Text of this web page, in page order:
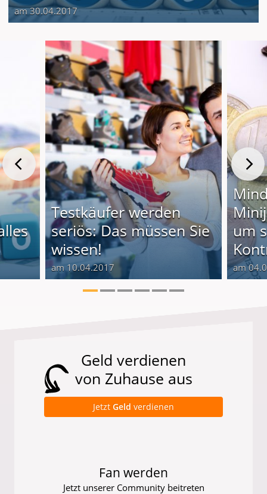
am 30.04.2017
Testkäufer werden
seriös: Das müssen Sie
wissen!
am 10.04.2017
um
am
Geld verdienen
von Zuhause aus
Jetzt Geld verdienen
Fan werden
Jetzt unserer Community beitreten